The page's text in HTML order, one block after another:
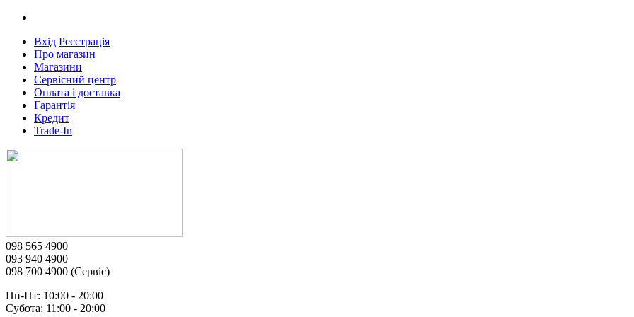
Вхід Реєстрація
Про магазин
Магазини
Сервісний центр
Оплата і доставка
Гарантія
Кредит
Trade-In
098 565 4900
093 940 4900
098 700 4900 (Сервіс)
Пн-Пт: 10:00 - 20:00
Субота: 11:00 - 20:00